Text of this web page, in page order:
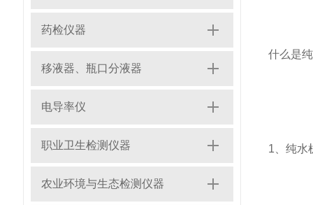
药检仪器
移液器、瓶口分液器
电导率仪
职业卫生检测仪器
农业环境与生态检测仪器
什么是
1、纯水